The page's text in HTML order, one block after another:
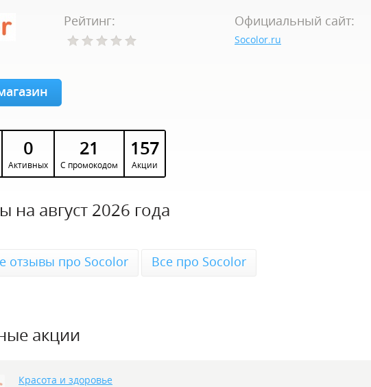
Рейтинг: Официальный сайт:
Socolor.ru
0
Активных
21
С промокодом
157
Акции
август 2026 года
отзывы про Socolor Все про Socolor
акции
Красота и здоровье